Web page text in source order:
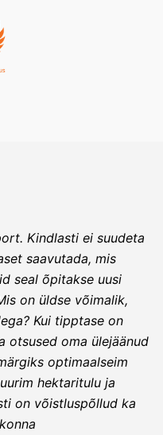
Kindlasti ei suudeta
saavutada, mis
seal õpitakse uusi
on üldse võimalik,
Kui tipptase on
otsused oma ülejäänud
optimaalseim
hektaritulu ja
on võistluspõllud ka